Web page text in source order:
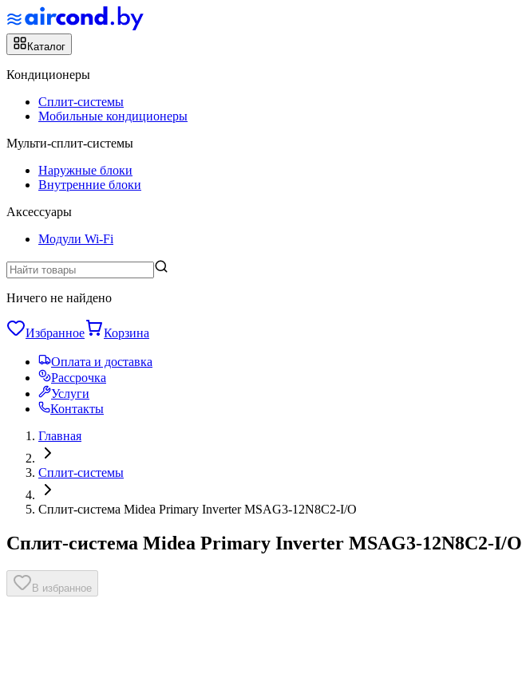
Каталог
Кондиционеры
Сплит-системы
Мобильные кондиционеры
Мульти-сплит-системы
Наружные блоки
Внутренние блоки
Аксессуары
Модули Wi-Fi
Ничего не найдено
Избранное Корзина
Оплата и доставка
Рассрочка
Услуги
Контакты
Главная
Сплит-системы
Сплит-система Midea Primary Inverter MSAG3-12N8C2-I/O
Сплит-система Midea Primary Inverter MSAG3-12N8C2-I/O
В избранное